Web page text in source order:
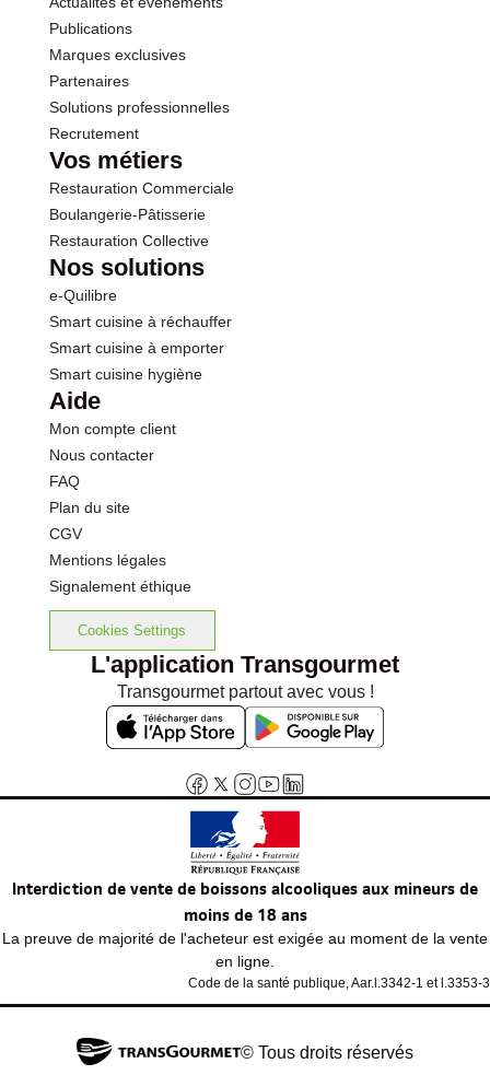
Publications
Marques exclusives
Partenaires
Solutions professionnelles
Recrutement
Vos métiers
Restauration Commerciale
Boulangerie-Pâtisserie
Restauration Collective
Nos solutions
e-Quilibre
Smart cuisine à réchauffer
Smart cuisine à emporter
Smart cuisine hygiène
Aide
Mon compte client
Nous contacter
FAQ
Plan du site
CGV
Mentions légales
Signalement éthique
Cookies Settings
L'application Transgourmet
Transgourmet partout avec vous !
Interdiction de vente de boissons alcooliques aux mineurs de
moins de 18 ans
La preuve de majorité de l'acheteur est exigée au moment de la vente
en ligne.
Code de la santé publique, Aar.l.3342-1 et l.3353-3
© Tous droits réservés